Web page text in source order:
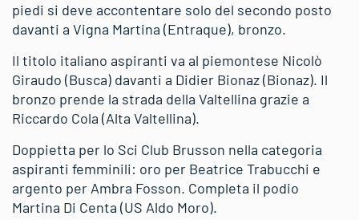
piedi si deve accontentare solo del secondo posto
davanti a Vigna Martina (Entraque), bronzo.
Il titolo italiano aspiranti va al piemontese Nicolò
Giraudo (Busca) davanti a Didier Bionaz (Bionaz). Il
bronzo prende la strada della Valtellina grazie a
Riccardo Cola (Alta Valtellina).
Doppietta per lo Sci Club Brusson nella categoria
aspiranti femminili: oro per Beatrice Trabucchi e
argento per Ambra Fosson. Completa il podio
Martina Di Centa (US Aldo Moro).